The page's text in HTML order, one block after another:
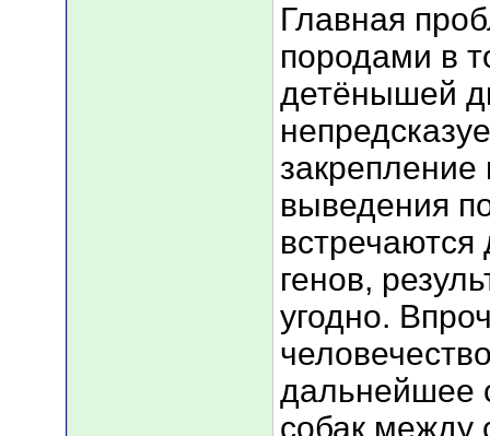
Главная
породами в
детёнышей
закрепление
выведения
генов,
угодно.
дальнейшее
собак между